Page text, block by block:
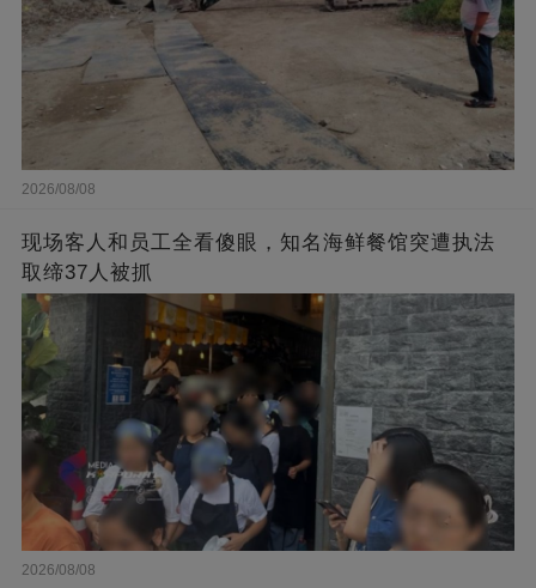
2026/08/08
现场客人和员工全看傻眼，知名海鲜餐馆突遭执法
取缔37人被抓
2026/08/08